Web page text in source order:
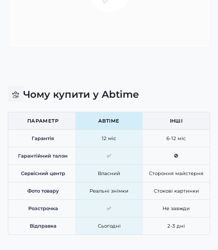
Чому купити у Abtime
ПАРАМЕТР ABTIME ІНШІ
Гарантія 12 міс 6-12 міс
Гарантійний талон ✅ 🚫
Сервісний центр Власний Стороння майстерня
Фото товару Реальні знімки Стокові картинки
Розстрочка ✅ Не завжди
Відправка Сьогодні 2-3 дні